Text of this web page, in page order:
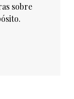
sobre